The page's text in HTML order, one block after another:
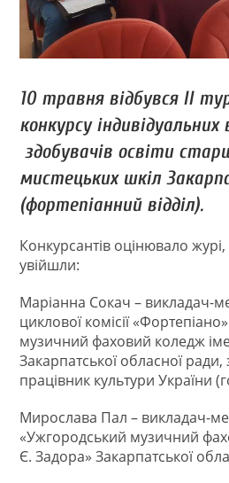
10 травня відбувся ІІ
конкурсу індивідуальних
здобувачів освіти
мистецьких шкіл
(фортепіанний відділ).
Конкурсантів оцінювало
увійшли:
Маріанна Сокач – викладач-
циклової комісії
музичний фаховий коледж
Закарпатської обласної
працівник культури України
Мирослава Пал – викладач-
«Ужгородський музичний
Є. Задора» Закарпатської